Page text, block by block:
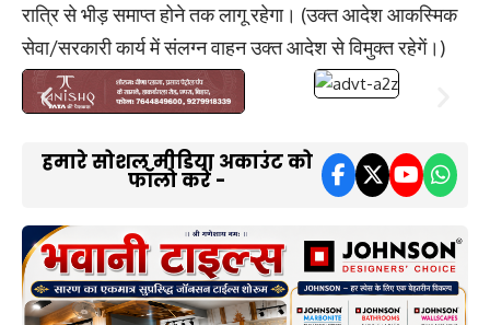
रात्रि से भीड़ समाप्त होने तक लागू रहेगा। (उक्त आदेश आकस्मिक
सेवा/सरकारी कार्य में संलग्न वाहन उक्त आदेश से विमुक्त रहेगें।)
हमारे सोशल मीडिया अकाउंट को
फॉलो करें -